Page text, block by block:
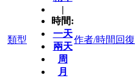
類型
|
時間:
一天
兩天
周
月
作者/時間 回復